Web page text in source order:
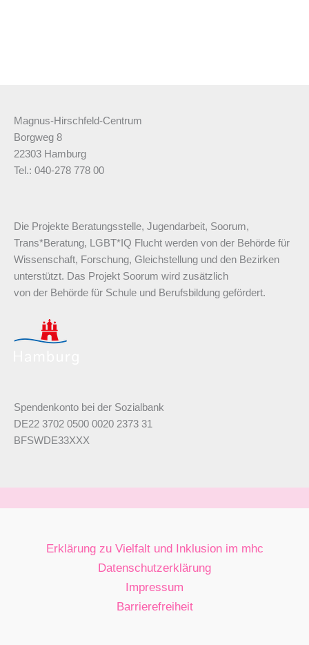
Magnus-Hirschfeld-Centrum
Borgweg 8
22303 Hamburg
Tel.: 040-278 778 00
Die Projekte Beratungsstelle, Jugendarbeit, Soorum,
Trans*Beratung, LGBT*IQ Flucht werden von der Behörde für
Wissenschaft, Forschung, Gleichstellung und den Bezirken
unterstützt. Das Projekt Soorum wird zusätzlich
von der Behörde für Schule und Berufsbildung gefördert.
Spendenkonto bei der Sozialbank
DE22 3702 0500 0020 2373 31
BFSWDE33XXX
Erklärung zu Vielfalt und Inklusion im mhc
Datenschutzerklärung
Impressum
Barrierefreiheit